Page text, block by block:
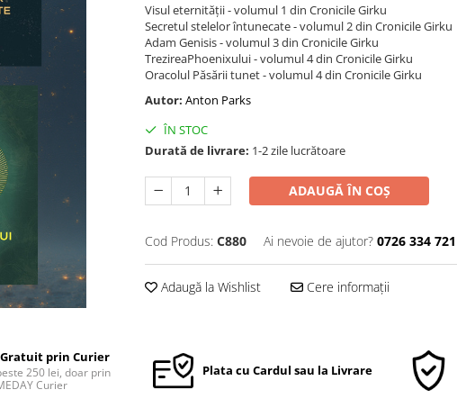
Visul eternității - volumul 1 din Cronicile Girku
Secretul stelelor întunecate - volumul 2 din Cronicile Girku
Adam Genisis - volumul 3 din Cronicile Girku
TrezireaPhoenixului - volumul 4 din Cronicile Girku
Oracolul Păsării tunet - volumul 4 din Cronicile Girku
Autor: Anton Parks
ÎN STOC
Durată de livrare: 1-2 zile lucrătoare
ADAUGĂ ÎN COȘ
Cod Produs: C880 Ai nevoie de ajutor? 0726 334 721
Adaugă la Wishlist Cere informații
prin Curier
250 lei, doar prin
Curier
Plata cu Cardul sau la Livrare